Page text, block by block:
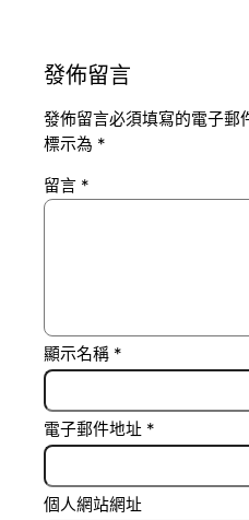
發佈留言
發佈留言必須填寫的電子郵
標示為 *
留言 *
顯示名稱 *
電子郵件地址 *
個人網站網址